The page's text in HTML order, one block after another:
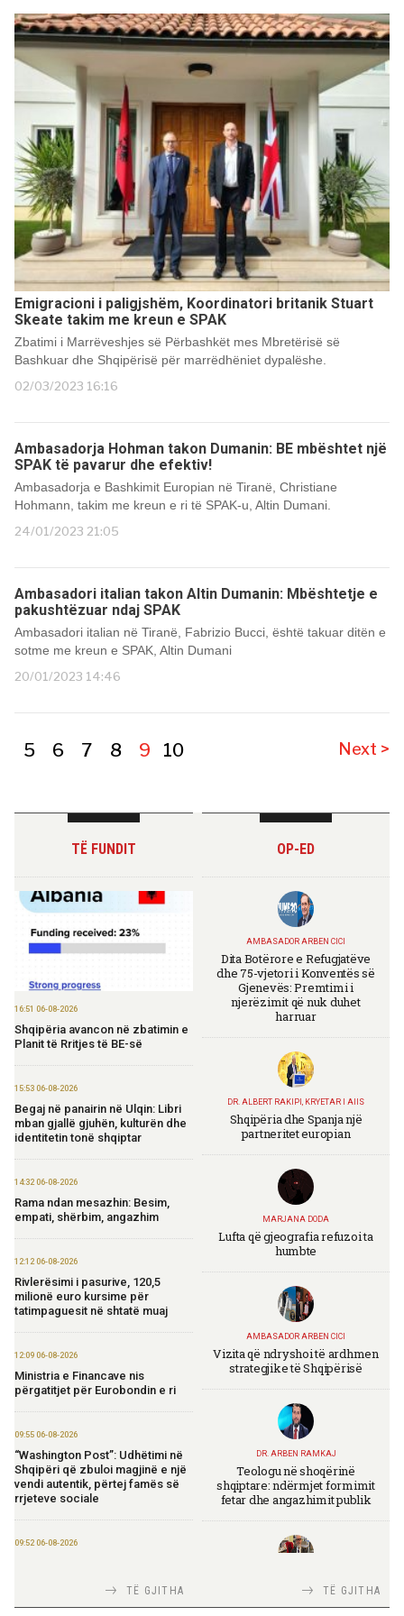
Emigracioni i paligjshëm, Koordinatori britanik Stuart
Skeate takim me kreun e SPAK
Zbatimi i Marrëveshjes së Përbashkët mes Mbretërisë së
Bashkuar dhe Shqipërisë për marrëdhëniet dypalëshe.
02/03/2023 16:16
Ambasadorja Hohman takon Dumanin: BE mbështet një
SPAK të pavarur dhe efektiv!
Ambasadorja e Bashkimit Europian në Tiranë, Christiane
Hohmann, takim me kreun e ri të SPAK-u, Altin Dumani.
24/01/2023 21:05
Ambasadori italian takon Altin Dumanin: Mbështetje e
pakushtëzuar ndaj SPAK
Ambasadori italian në Tiranë, Fabrizio Bucci, është takuar ditën e
sotme me kreun e SPAK, Altin Dumani
20/01/2023 14:46
5 6 7 8 9 10 Next >
TË FUNDIT
16:51 06-08-2026
Shqipëria avancon në zbatimin e
Planit të Rritjes të BE-së
15:53 06-08-2026
Begaj në panairin në Ulqin: Libri
mban gjallë gjuhën, kulturën dhe
identitetin tonë shqiptar
14:32 06-08-2026
Rama ndan mesazhin: Besim,
empati, shërbim, angazhim
12:12 06-08-2026
Rivlerësimi i pasurive, 120,5
milionë euro kursime për
tatimpaguesit në shtatë muaj
12:09 06-08-2026
Ministria e Financave nis
përgatitjet për Eurobondin e ri
09:55 06-08-2026
“Washington Post”: Udhëtimi në
Shqipëri që zbuloi magjinë e një
vendi autentik, përtej famës së
rrjeteve sociale
09:52 06-08-2026
vendimeve të gjykataveTË GJITHA
OP-ED
AMBASADOR ARBEN CICI
Dita Botërore e Refugjatëve
dhe 75-vjetori i Konventës së
Gjenevës: Premtimi i
njerëzimit që nuk duhet
harruar
DR. ALBERT RAKIPI, KRYETAR I AIIS
Shqipëria dhe Spanja një
partneritet europian
MARJANA DODA
Lufta që gjeografia refuzoi ta
humbte
AMBASADOR ARBEN CICI
Vizita që ndryshoi të ardhmen
strategjike të Shqipërisë
DR. ARBEN RAMKAJ
Teologu në shoqërinë
shqiptare: ndërmjet formimit
fetar dhe angazhimit publik
TIRANA DIPLOMATTË GJITHA